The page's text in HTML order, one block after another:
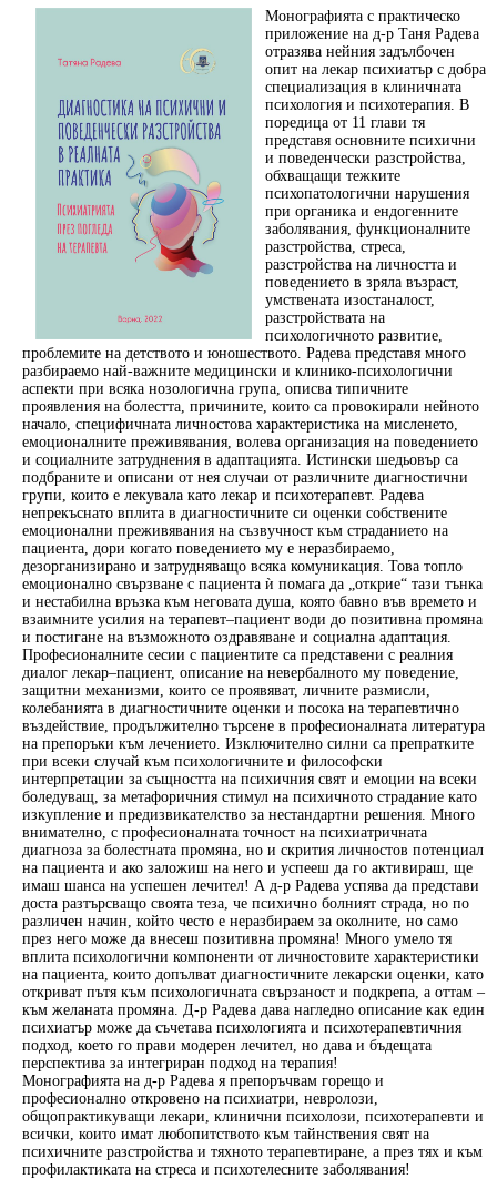
Монографията с практическо
приложение на д-р Таня Радева
отразява нейния задълбочен
опит на лекар психиатър с добра
специализация в клиничната
психология и психотерапия. В
поредица от 11 глави тя
представя основните психични
и поведенчески разстройства,
обхващащи тежките
психопатологични нарушения
при органика и ендогенните
заболявания, функционалните
разстройства, стреса,
разстройства на личността и
поведението в зряла възраст,
умствената изостаналост,
разстройствата на
психологичното развитие,
проблемите на детството и юношеството. Радева представя много
разбираемо най-важните медицински и клинико-психологични
аспекти при всяка нозологична група, описва типичните
проявления на болестта, причините, които са провокирали нейното
начало, специфичната личностова характеристика на мисленето,
емоционалните преживявания, волева организация на поведението
и социалните затруднения в адаптацията. Истински шедьовър са
подбраните и описани от нея случаи от различните диагностични
групи, които е лекувала като лекар и психотерапевт. Радева
непрекъснато вплита в диагностичните си оценки собствените
емоционални преживявания на съзвучност към страданието на
пациента, дори когато поведението му е неразбираемо,
дезорганизирано и затрудняващо всяка комуникация. Това топло
емоционално свързване с пациента ѝ помага да „открие“ тази тънка
и нестабилна връзка към неговата душа, която бавно във времето и
взаимните усилия на терапевт–пациент води до позитивна промяна
и постигане на възможното оздравяване и социална адаптация.
Професионалните сесии с пациентите са представени с реалния
диалог лекар–пациент, описание на невербалното му поведение,
защитни механизми, които се проявяват, личните размисли,
колебанията в диагностичните оценки и посока на терапевтично
въздействие, продължително търсене в професионалната литература
на препоръки към лечението. Изключително силни са препратките
при всеки случай към психологичните и философски
интерпретации за същността на психичния свят и емоции на всеки
боледуващ, за метафоричния стимул на психичното страдание като
изкупление и предизвикателство за нестандартни решения. Много
внимателно, с професионалната точност на психиатричната
диагноза за болестната промяна, но и скрития личностов потенциал
на пациента и ако заложиш на него и успееш да го активираш, ще
имаш шанса на успешен лечител! А д-р Радева успява да представи
доста разтърсващо своята теза, че психично болният страда, но по
различен начин, който често е неразбираем за околните, но само
през него може да внесеш позитивна промяна! Много умело тя
вплита психологични компоненти от личностовите характеристики
на пациента, които допълват диагностичните лекарски оценки, като
откриват пътя към психологичната свързаност и подкрепа, а оттам –
към желаната промяна. Д-р Радева дава нагледно описание как един
психиатър може да съчетава психологията и психотерапевтичния
подход, което го прави модерен лечител, но дава и бъдещата
перспектива за интегриран подход на терапия!
Монографията на д-р Радева я препоръчвам горещо и
професионално откровено на психиатри, невролози,
общопрактикуващи лекари, клинични психолози, психотерапевти и
всички, които имат любопитството към тайнствения свят на
психичните разстройства и тяхното терапевтиране, а през тях и към
профилактиката на стреса и психотелесните заболявания!